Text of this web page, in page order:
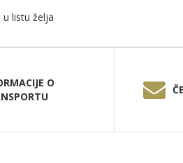
u listu želja
O